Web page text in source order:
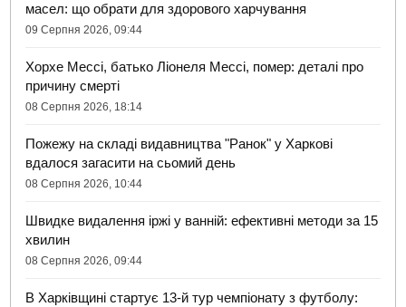
масел: що обрати для здорового харчування
09 Серпня 2026, 09:44
Хорхе Мессі, батько Ліонеля Мессі, помер: деталі про
причину смерті
08 Серпня 2026, 18:14
Пожежу на складі видавництва "Ранок" у Харкові
вдалося загасити на сьомий день
08 Серпня 2026, 10:44
Швидке видалення іржі у ванній: ефективні методи за 15
хвилин
08 Серпня 2026, 09:44
В Харківщині стартує 13-й тур чемпіонату з футболу: